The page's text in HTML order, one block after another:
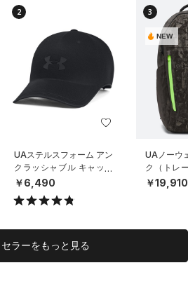
2
UAステルスフォーム アン
クラッシャブル キャップ
（ライフスタイル/UNISE
￥6,490
3
NEW
UAノーウ
ク（トレ
X）
￥19,910
ラーをもっと見る